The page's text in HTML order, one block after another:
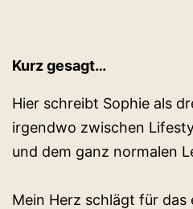
Kurz gesagt…
Hier schreibt Sophie als
irgendwo zwischen
und dem ganz normalen
Mein Herz schlägt für das